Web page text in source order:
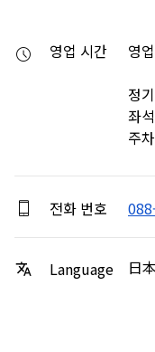
영업 시간
영
정
좌
주
전화 번호
Language 日